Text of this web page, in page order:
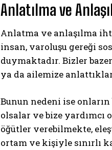
Gizlilik
Anlatılma ve
Anlatma ve anlaşılma
insan, varoluşu gereği
duymaktadır. Bizler
ya da ailemize
Bunun nedeni ise
olsalar ve bize yardımcı
öğütler verebilmekte,
ortam ve kişiyle sınırlı